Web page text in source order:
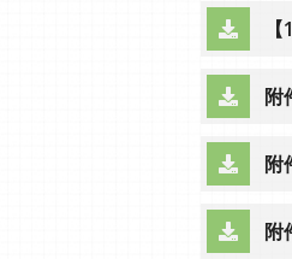
附
（
附
（
附
（